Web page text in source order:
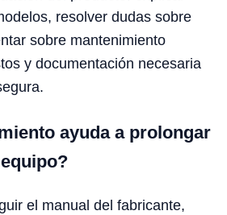
resolver dudas sobre
sobre mantenimiento
y documentación necesaria
ayuda a prolongar
el manual del fabricante,